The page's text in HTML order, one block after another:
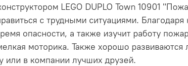
LEGO DUPLO Town 10901
с трудными ситуациями. Благодаря
опасности, а также изучит работу
моторика. Также хорошо развиваются
в компании лучших друзей.